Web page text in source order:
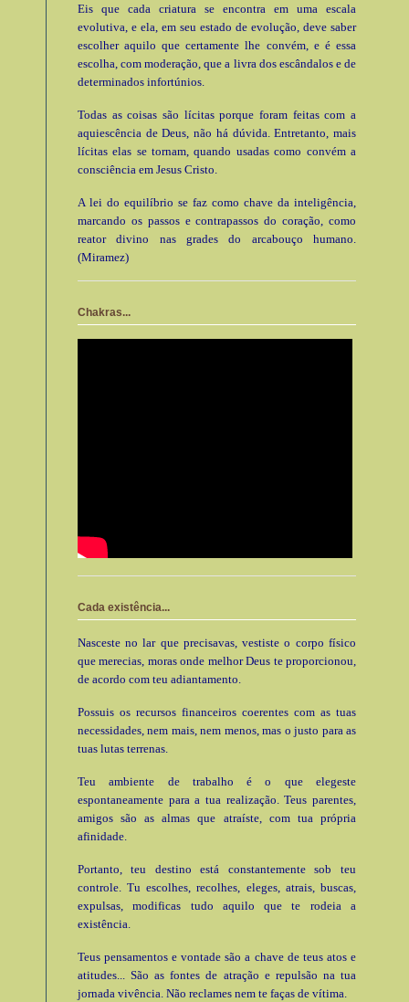
Eis que cada criatura se encontra em uma escala
evolutiva, e ela, em seu estado de evolução, deve saber
escolher aquilo que certamente lhe convém, e é essa
escolha, com moderação, que a livra dos escândalos e de
determinados infortúnios.
Todas as coisas são lícitas porque foram feitas com a
aquiescência de Deus, não há dúvida. Entretanto, mais
lícitas elas se tornam, quando usadas como convém a
consciência em Jesus Cristo.
A lei do equilíbrio se faz como chave da inteligência,
marcando os passos e contrapassos do coração, como
reator divino nas grades do arcabouço humano.
(Miramez)
Chakras...
Cada existência...
Nasceste no lar que precisavas, vestiste o corpo físico
que merecias, moras onde melhor Deus te proporcionou,
de acordo com teu adiantamento.
Possuis os recursos financeiros coerentes com as tuas
necessidades, nem mais, nem menos, mas o justo para as
tuas lutas terrenas.
Teu ambiente de trabalho é o que elegeste
espontaneamente para a tua realização. Teus parentes,
amigos são as almas que atraíste, com tua própria
afinidade.
Portanto, teu destino está constantemente sob teu
controle. Tu escolhes, recolhes, eleges, atrais, buscas,
expulsas, modificas tudo aquilo que te rodeia a
existência.
Teus pensamentos e vontade são a chave de teus atos e
atitudes... São as fontes de atração e repulsão na tua
jornada vivência. Não reclames nem te faças de vítima.